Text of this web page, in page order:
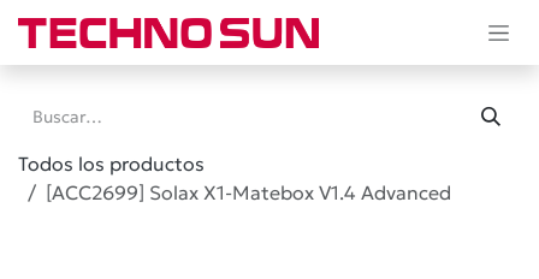
Ir al contenido
Todos los productos
[ACC2699] Solax X1-Matebox V1.4 Advanced